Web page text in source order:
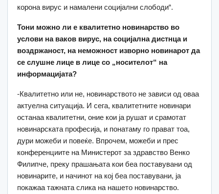
корона вирус и намалени социјални слободи“.
Тони можно ли е квалитетно новинарство во
услови на ваков вирус, на социјална дистнца и
воздржаност, на неможност изворно новинарот да
се слушне лице в лице со „носителот“ на
информацијата?
-Квалитетно или не, новинарството не зависи од оваа
актуелна ситуација. И сега, квалитетните новинари
останаа квалитетни, оние кои ја рушат и срамотат
новинарската професија, и понатаму го прават тоа,
дури можеби и повеќе. Впрочем, можеби и прес
конференциите на Министерот за здравство Венко
Филипче, преку прашањата кои беа поставувани од
новинарите, и начинот на кој беа поставувани, ја
покажаа тажната слика на нашето новинарство.